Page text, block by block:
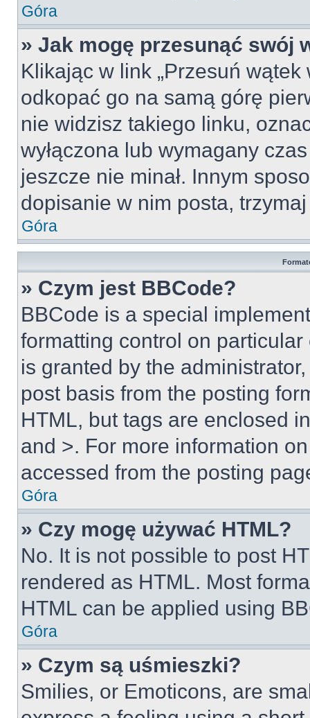
Góra
» Jak mogę przesunąć swój
Klikając w link „Przesuń
odkopać go na samą górę
nie widzisz takiego linku,
wyłączona lub wymagany
jeszcze nie minał. Innym
dopisanie w nim posta,
Góra
» Czym jest BBCode?
BBCode is a special
formatting control on
is granted by the
post basis from the posting
HTML, but tags are enclosed
and >. For more information
accessed from the posting
Góra
» Czy mogę używać HTML?
No. It is not possible to post
rendered as HTML. Most
HTML can be applied using
Góra
» Czym są uśmieszki?
Smilies, or Emoticons, are